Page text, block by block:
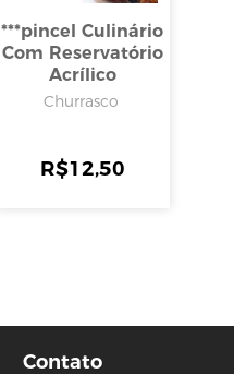
***pincel Culinário
Com Reservatório
Acrílico
7,5x5,5x16cm,
Churrasco
R$12,50
Contato